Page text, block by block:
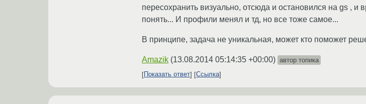
пересохранить визуально, отсюда и остановился на gs ,
понять... И профили менял и тд, но все тоже самое...
В принципе, задача не уникальная, может кто поможет
Amazik (13.08.2014 05:14:35 +00:00) автор топика
Показать ответ
Ссылка